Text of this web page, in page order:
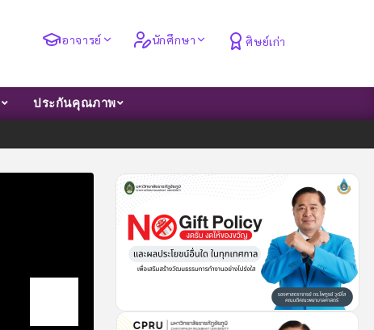
อาจารย์ นักศึกษา ศิษย์เก่า
ประกันคุณภาพ